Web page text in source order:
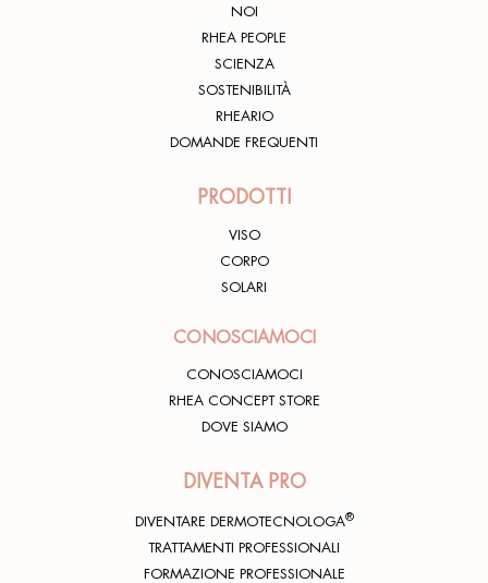
NOI
RHEA PEOPLE
SCIENZA
SOSTENIBILITÀ
RHEARIO
DOMANDE FREQUENTI
PRODOTTI
VISO
CORPO
SOLARI
CONOSCIAMOCI
CONOSCIAMOCI
RHEA CONCEPT STORE
DOVE SIAMO
DIVENTA PRO
DIVENTARE DERMOTECNOLOGA®
TRATTAMENTI PROFESSIONALI
FORMAZIONE PROFESSIONALE